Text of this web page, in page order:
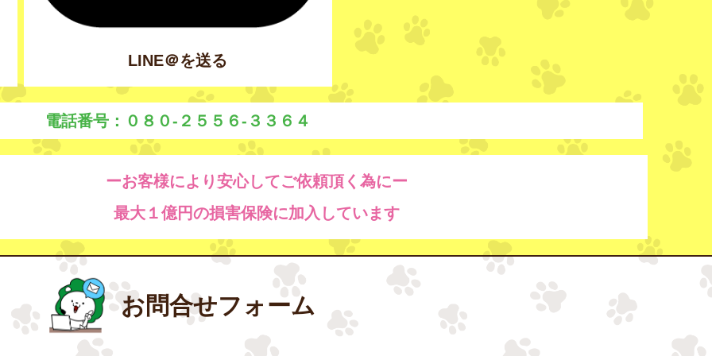
LINE＠を送る
電話番号：０８０-２５５６-３３６４
ーお客様により安心してご依頼頂く為にー
最大１億円の損害保険に加入しています
お問合せフォーム